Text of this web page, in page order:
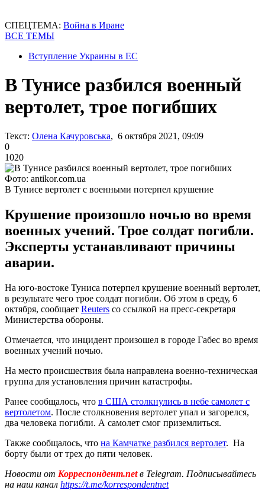
СПЕЦТЕМА: Война в Иране
ВСЕ ТЕМЫ
Вступление Украины в ЕС
В Тунисе разбился военный
вертолет, трое погибших
Текст: Олена Качуровська, 6 октября 2021, 09:09
0
1020
Фото: antikor.com.ua
В Тунисе вертолет с военными потерпел крушение
Крушение произошло ночью во время
военных учений. Трое солдат погибли.
Эксперты устанавливают причины
аварии.
На юго-востоке Туниса потерпел крушение военный вертолет,
в результате чего трое солдат погибли. Об этом в среду, 6
октября, сообщает Reuters со ссылкой на пресс-секретаря
Министерства обороны.
Отмечается, что инцидент произошел в городе Габес во время
военных учений ночью.
На место происшествия была направлена ​​военно-техническая
группа для установления причин катастрофы.
Ранее сообщалось, что в США столкнулись в небе самолет с
вертолетом. После столкновения вертолет упал и загорелся,
два человека погибли. А самолет смог приземлиться.
Также сообщалось, что на Камчатке разбился вертолет. На
борту были от трех до пяти человек.
Новости от Корреспондент.netв Telegram. Подписывайтесь
на наш канал https://t.me/korrespondentnet